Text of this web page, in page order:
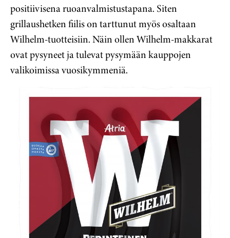
positiivisena ruoanvalmistustapana. Siten
grillaushetken fiilis on tarttunut myös osaltaan
Wilhelm-tuotteisiin. Näin ollen Wilhelm-makkarat
ovat pysyneet ja tulevat pysymään kauppojen
valikoimissa vuosikymmeniä.